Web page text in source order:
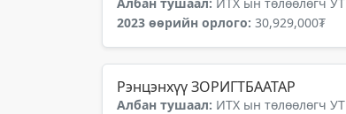
2023 өөрийн орлого: 30,929,000₮
Рэнцэнхүү ЗОРИГТБААТАР
Албан тушаал: ИТХ ын төлөөлөгч УТ